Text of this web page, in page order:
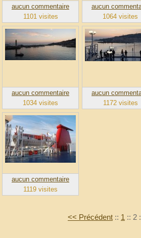
aucun commentaire
1101 visites
aucun
1064 visites
aucun commentaire
1034 visites
aucun
1172 visites
aucun commentaire
1119 visites
<< Précédent :: 1 :: 2